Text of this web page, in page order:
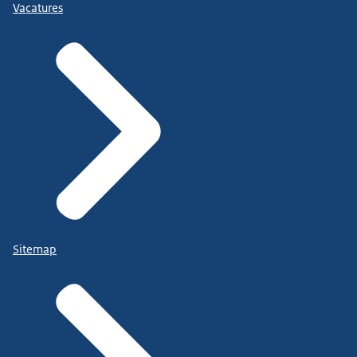
Vacatures
Sitemap